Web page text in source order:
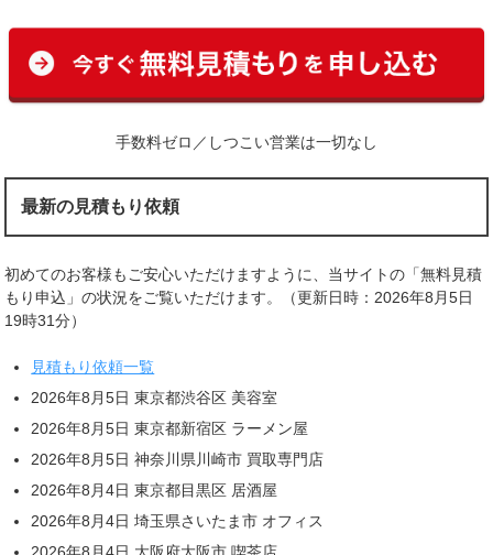
手数料ゼロ／しつこい営業は一切なし
最新の見積もり依頼
初めてのお客様もご安心いただけますように、当サイトの「無料見積
もり申込」の状況をご覧いただけます。（更新日時：2026年8月5日
19時31分）
見積もり依頼一覧
2026年8月5日 東京都渋谷区 美容室
2026年8月5日 東京都新宿区 ラーメン屋
2026年8月5日 神奈川県川崎市 買取専門店
2026年8月4日 東京都目黒区 居酒屋
2026年8月4日 埼玉県さいたま市 オフィス
2026年8月4日 大阪府大阪市 喫茶店